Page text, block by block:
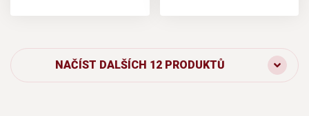
NAČÍST DALŠÍCH 12 PRODUKTŮ